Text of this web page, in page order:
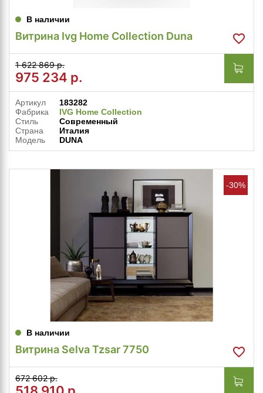
В наличии
Витрина Ivg Home Collection Duna
1 622 869 р.
975 234 р.
Артикул
183282
Фабрика
IVG Home Collection
Стиль
Современный
Страна
Италия
Модель
DUNA
-30%
В наличии
Витрина Selva Tzsar 7750
672 602 р.